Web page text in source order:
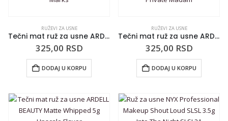
RUŽEVI ZA USNE
Tečni mat ruž za usne ARDELL BEAUTY Matte Whipped 5g Deep Marks
325,00 RSD
DODAJ U KORPU
RUŽEVI ZA USNE
Tečni mat ruž za usne ARDELL BEAUTY Matte Whipped 5g Private Madam
325,00 RSD
DODAJ U KORPU